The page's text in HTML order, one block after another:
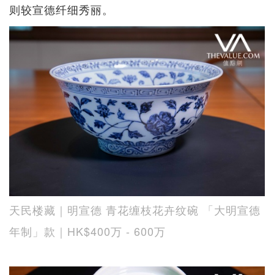
则较宣德纤细秀丽。
天民楼藏｜明宣德 青花缠枝花卉纹碗 「大明宣德
年制」款｜HK$400万 - 600万